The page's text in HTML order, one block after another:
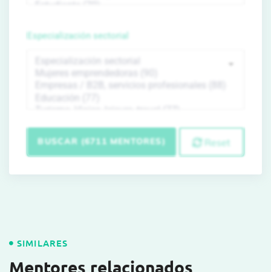
Especialización sectorial
BUSCAR (6711 MENTORES) Reset
SIMILARES
Mentores relacionados